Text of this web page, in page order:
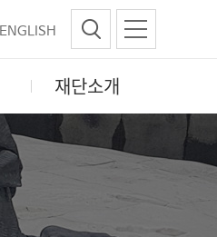
ENGLISH
재단소개